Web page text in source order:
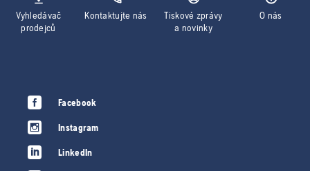
Vyhledávač
prodejců
Kontaktujte nás
Tiskové zprávy
a novinky
O nás
Facebook
Instagram
LinkedIn